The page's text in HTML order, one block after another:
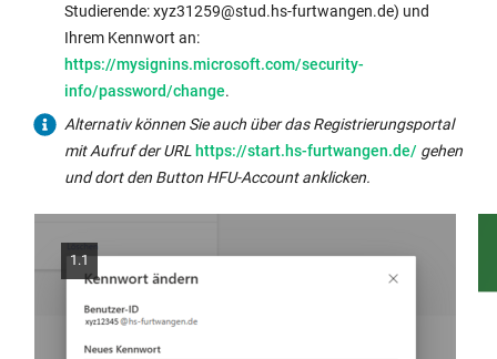
Studierende: xyz31259@stud.hs-furtwangen.de) und
Ihrem Kennwort an:
Link
wird
in
neuem
Fenster
https://mysignins.microsoft.com/security-
info/password/change.
Alternativ können Sie auch über das Registrierungsportal
mit Aufruf der URL Externer
Link
neuem
Fenster
https://start.hs-furtwangen.de/ gehen
und dort den Button HFU-Account anklicken.
1.1